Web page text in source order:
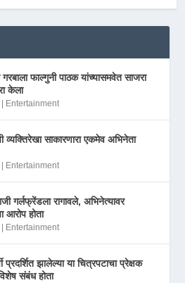
गरबाला फाल्गुनी पाठक यांच्यासमवेत साजरा
केला
Entertainment
व्यक्तिरेखा साकारणारा एकमेव अभिनेता
Entertainment
गर्लफ्रेंडला रागावले, अभिनेत्यावर
होता
Entertainment
प्रदर्शित झालेल्या या चित्रपटाचा प्रेक्षक
संबंध होता